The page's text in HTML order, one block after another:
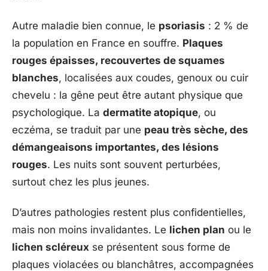
Autre maladie bien connue, le psoriasis : 2 % de
la population en France en souffre. Plaques
rouges épaisses, recouvertes de squames
blanches, localisées aux coudes, genoux ou cuir
chevelu : la gêne peut être autant physique que
psychologique. La dermatite atopique, ou
eczéma, se traduit par une peau très sèche, des
démangeaisons importantes, des lésions
rouges. Les nuits sont souvent perturbées,
surtout chez les plus jeunes.
D’autres pathologies restent plus confidentielles,
mais non moins invalidantes. Le lichen plan ou le
lichen scléreux se présentent sous forme de
plaques violacées ou blanchâtres, accompagnées